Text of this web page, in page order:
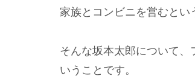
家族とコンビニを営むとい
そんな坂本太郎について、
いうことです。